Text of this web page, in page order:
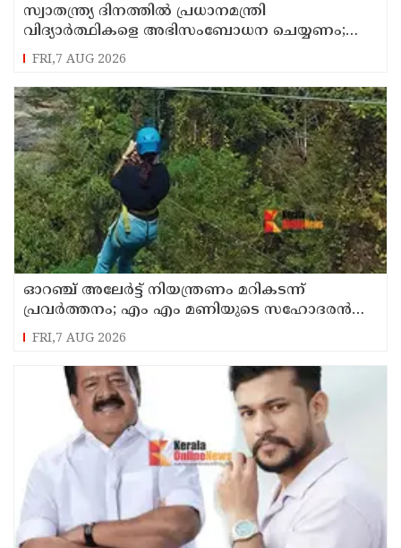
സ്വാതന്ത്ര്യ ദിനത്തില്‍ പ്രധാനമന്ത്രി
വിദ്യാര്‍ത്ഥികളെ അഭിസംബോധന ചെയ്യണം;
ആവശ്യവുമായി അഭിജീത് ദീപ്കെ
FRI,7 AUG 2026
ഓറഞ്ച് അലേര്‍ട്ട് നിയന്ത്രണം മറികടന്ന്
പ്രവര്‍ത്തനം; എം എം മണിയുടെ സഹോദരന്‍
നടത്തുന്ന സിപ് ലൈന്‍ പൂട്ടിച്ച് അധികൃതര്‍
FRI,7 AUG 2026